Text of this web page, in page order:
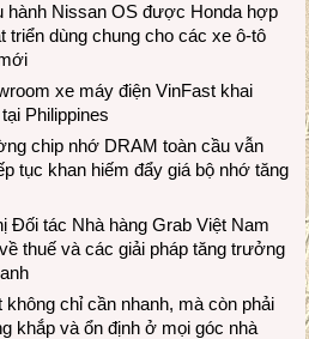
hành Nissan OS được Honda hợp
triển dùng chung cho các xe ô-tô
xe máy điện VinFast khai
Philippines
chip nhớ DRAM toàn cầu vẫn
tục khan hiếm đẩy giá bộ nhớ tăng
Đối tác Nhà hàng Grab Việt Nam
thuế và các giải pháp tăng trưởng
không chỉ cần nhanh, mà còn phải
khắp và ổn định ở mọi góc nhà